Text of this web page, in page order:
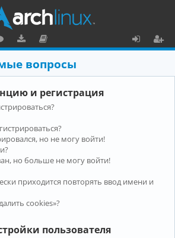
ру
зк
и
ку
м
е
н
та
ц
и
я
о
и
вопросы
и регистрация
но не могу войти!
но больше не могу войти!
приходится повторять ввод имени и
cookies»?
пользователя